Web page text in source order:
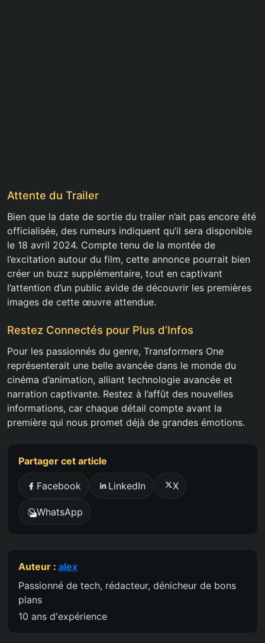
Attente du Trailer
Bien que la date de sortie du trailer n’ait pas encore été
officialisée, des rumeurs indiquent qu’il sera disponible
le 18 avril 2024. Compte tenu de la montée de
l’excitation autour du film, cette annonce pourrait bien
créer un buzz supplémentaire, tout en captivant
l’attention d’un public avide de découvrir les premières
images de cette œuvre attendue.
Restez Connectés pour Plus d’Infos
Pour les passionnés du genre, Transformers One
représenterait une belle avancée dans le monde du
cinéma d’animation, alliant technologie avancée et
narration captivante. Restez à l’affût des nouvelles
informations, car chaque détail compte avant la
première qui nous promet déjà de grandes émotions.
Partager cet article
Facebook LinkedIn X
WhatsApp
Auteur : alex
Passionné de tech, rédacteur, dénicheur de bons
plans
10 ans d'expérience